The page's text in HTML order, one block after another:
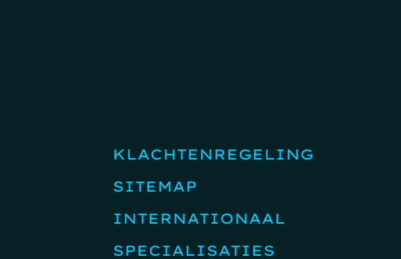
KLACHTENREGELING
SITEMAP
INTERNATIONAAL
SPECIALISATIES